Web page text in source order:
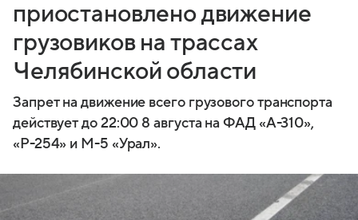
приостановлено движение
грузовиков на трассах
Челябинской области
Запрет на движение всего грузового транспорта
действует до 22:00 8 августа на ФАД «А-310»,
«Р-254» и М-5 «Урал».